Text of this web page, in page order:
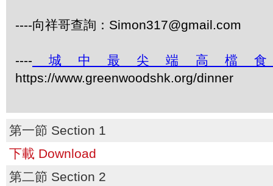
----向祥哥查詢：Simon317@gmail.com
---- 城中最尖端高檔
https://www.greenwoodshk.org/dinner
第一節 Section 1
下載 Download
第二節 Section 2